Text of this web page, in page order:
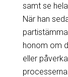
samt se
När han
honom om
eller